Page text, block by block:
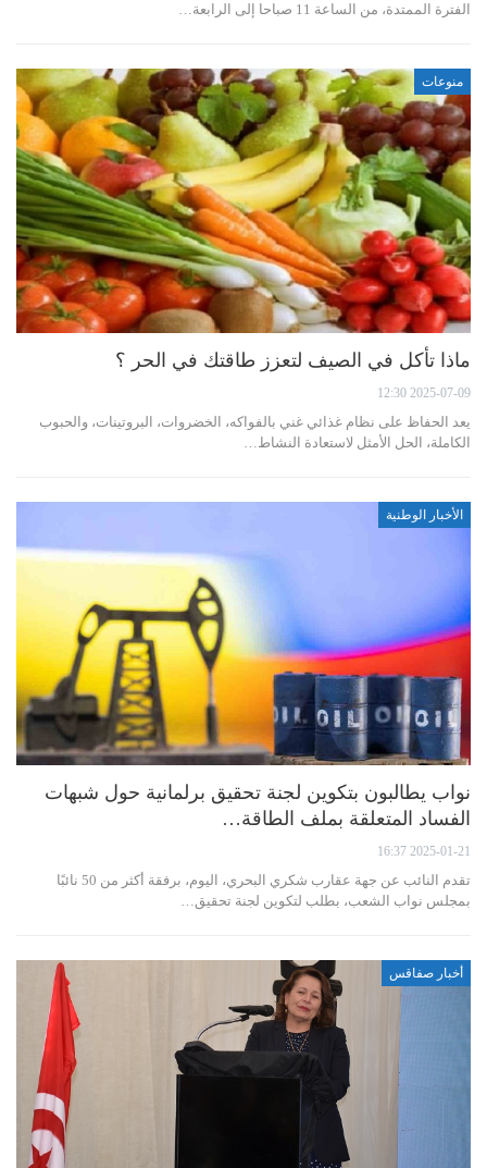
الفترة الممتدة، من الساعة 11 صباحا إلى الرابعة…
منوعات
ماذا تأكل في الصيف لتعزز طاقتك في الحر ؟
2025-07-09 12:30
يعد الحفاظ على نظام غذائي غني بالفواكه، الخضروات، البروتينات، والحبوب
الكاملة، الحل الأمثل لاستعادة النشاط…
الأخبار الوطنية
نواب يطالبون بتكوين لجنة تحقيق برلمانية حول شبهات
الفساد المتعلقة بملف الطاقة…
2025-01-21 16:37
تقدم النائب عن جهة عقارب شكري البحري، اليوم، برفقة أكثر من 50 نائبًا
بمجلس نواب الشعب، بطلب لتكوين لجنة تحقيق…
أخبار صفاقس